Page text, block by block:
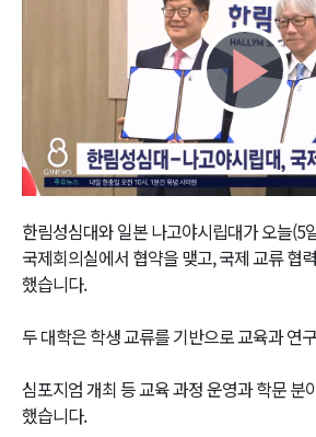
한림성심대와 일본 나고야시립대가 오늘(5
국제회의실에서 협약을 맺고, 국제 교류 협
했습니다.
두 대학은 학생 교류를 기반으로 교육과 연
심포지엄 개최 등 교육 과정 운영과 학문 분
했습니다.